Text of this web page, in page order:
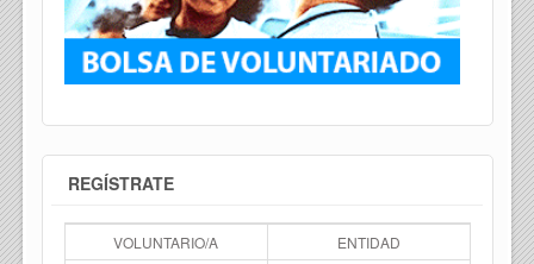
REGÍSTRATE
VOLUNTARIO/A ENTIDAD